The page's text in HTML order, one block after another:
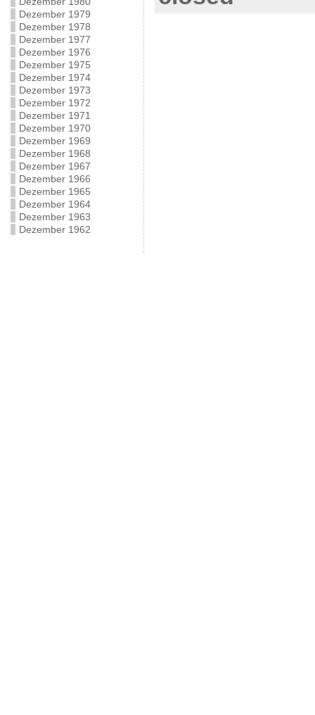
Dezember 1979
Dezember 1978
Dezember 1977
Dezember 1976
Dezember 1975
Dezember 1974
Dezember 1973
Dezember 1972
Dezember 1971
Dezember 1970
Dezember 1969
Dezember 1968
Dezember 1967
Dezember 1966
Dezember 1965
Dezember 1964
Dezember 1963
Dezember 1962